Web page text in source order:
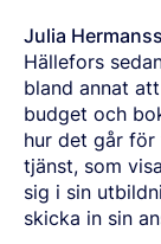
HYDRAULIK
CYLINDRAR
VENTILER
PUMPAR
SMIDE
BQ-STEEL®
IQ-STEEL®
HYBRID
M-STEEL®
SZ-STEEL®
WR-STEEL®
CROMAX®
STÅLSORTER
SMIDD/
TJÄNSTER
DIGITALA
STEEL
OVATRACK
MILJÖ
VÅR VÄG
KARRIÄR
Julia
Hällefors
bland annat
budget och
hur det går för
tjänst, som
sig i sin
skicka in sin